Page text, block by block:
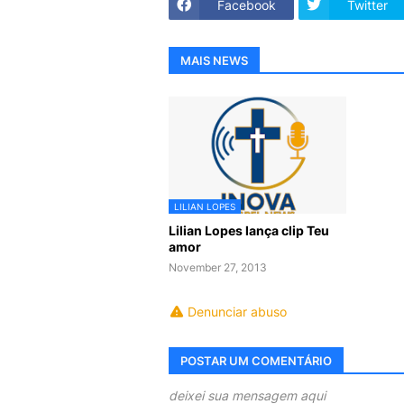
Facebook Twitter
MAIS NEWS
LILIAN LOPES
Lilian Lopes lança clip Teu
amor
November 27, 2013
Denunciar abuso
POSTAR UM COMENTÁRIO
deixei sua mensagem aqui